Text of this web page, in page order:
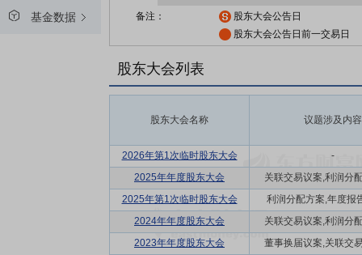
基金数据 备注：
股东大会公告日
股东大会公告日前一交易日
股东大会列表
股东大会名称 议题涉及内容
2026年第1次临时股东大会
-
2025年年度股东大会
关联交易议案,利润分
2025年第1次临时股东大会
利润分配方案,年度报
2024年年度股东大会
关联交易议案,利润分
2023年年度股东大会
董事换届议案,关联交